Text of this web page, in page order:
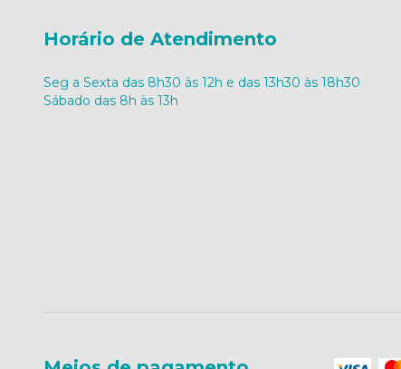
Horário de Atendimento
Seg a Sexta das 8h30 às 12h e das 13h30 às 18h30
Sábado das 8h às 13h